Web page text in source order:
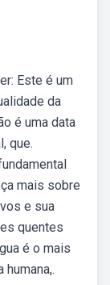
Este é um
da
é uma data
que.
mais sobre
e sua
quentes
é o mais